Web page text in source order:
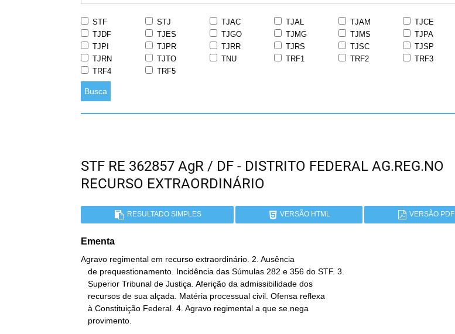
STF STJ TJAC TJAL TJAM
TJCE
TJDF
TJES TJGO TJMG TJMS
TJPA
TJPI
TJPR TJRR TJRS TJSC
TJSP
TJRN
TJTO TNU TRF1 TRF2
TRF3
TRF4
TRF5
Busca
STF RE 362857 AgR / DF - DISTRITO FEDERAL AG.REG.NO
RECURSO EXTRAORDINÁRIO
RESULTADO SIMPLES VERSÃO HTML VERSÃO PDF
Ementa
Agravo regimental em recurso extraordinário. 2. Ausência
   provimento.